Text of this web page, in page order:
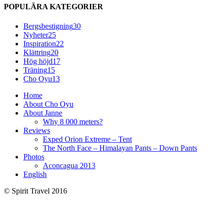
POPULÄRA KATEGORIER
Bergsbestigning30
Nyheter25
Inspiration22
Klättring20
Hög höjd17
Träning15
Cho Oyu13
Home
About Cho Oyu
About Janne
Why 8 000 meters?
Reviews
Exped Orion Extreme – Tent
The North Face – Himalayan Pants – Down Pants
Photos
Aconcagua 2013
English
© Spirit Travel 2016